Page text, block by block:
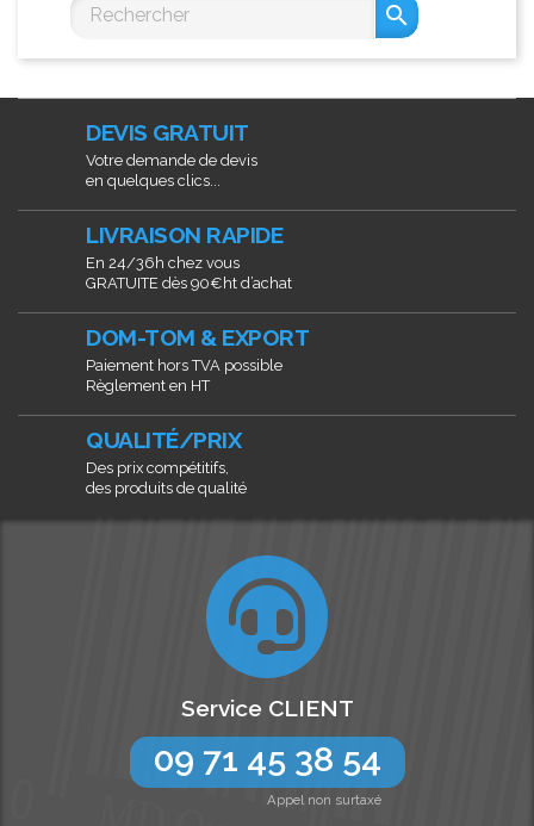

DEVIS GRATUIT
Votre demande de devis
en quelques clics...
LIVRAISON RAPIDE
En 24/36h chez vous
GRATUITE dès 90€ht d’achat
DOM-TOM & EXPORT
Paiement hors TVA possible
Règlement en HT
QUALITÉ/PRIX
Des prix compétitifs,
des produits de qualité
Service CLIENT
09 71 45 38 54
Appel non surtaxé